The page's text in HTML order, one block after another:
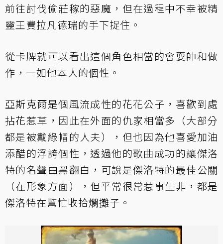
前往討伐偷莊稼的惡魔，但在過程中不幸被精
靈王費拉凡德瑞的手下捉住。
從卡牌就可以看出這個角色相當的會耍帥和做
作，一如他本人的個性。
亞斯克爾是個風流成性的花花公子，喜歡到處
拈花惹草，因此在外面的仇家相當多（大部分
都是被戴綠帽的人夫），但也因為他喜愛加油
添醋的浮誇個性，透過他的歌曲成功的讓傑洛
特的名聲由黑翻白，可說是傑洛特的最佳公關
（在形象方面），但平常很常惹事生非，都是
傑洛特在幫忙收拾爛攤子。